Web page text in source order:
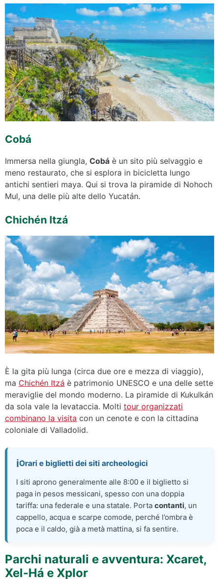
Cobá
Immersa nella giungla, Cobá è un sito più selvaggio e
meno restaurato, che si esplora in bicicletta lungo
antichi sentieri maya. Qui si trova la piramide di Nohoch
Mul, una delle più alte dello Yucatán.
Chichén Itzá
È la gita più lunga (circa due ore e mezza di viaggio),
ma Chichén Itzá è patrimonio UNESCO e una delle sette
meraviglie del mondo moderno. La piramide di Kukulkán
da sola vale la levataccia. Molti tour organizzati
combinano la visita con un cenote e con la cittadina
coloniale di Valladolid.
Orari e biglietti dei siti archeologici
I siti aprono generalmente alle 8:00 e il biglietto si
paga in pesos messicani, spesso con una doppia
tariffa: una federale e una statale. Porta contanti, un
cappello, acqua e scarpe comode, perché l’ombra è
poca e il caldo, già a metà mattina, si fa sentire.
Parchi naturali e avventura: Xcaret,
Xel-Há e Xplor